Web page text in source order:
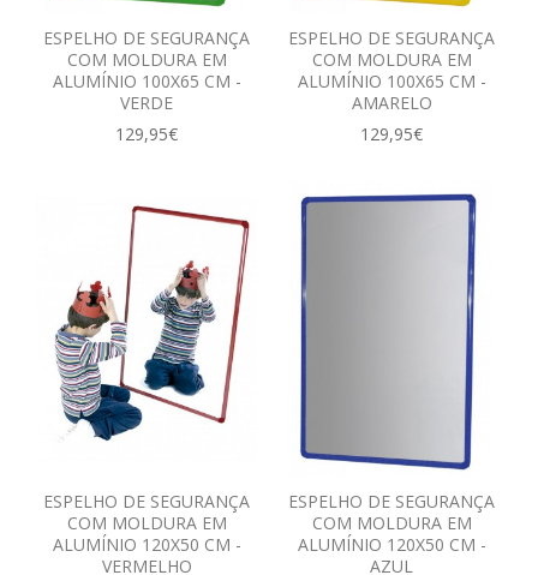
ESPELHO DE SEGURANÇA
COM MOLDURA EM
ALUMÍNIO 100X65 CM -
VERDE
129,95€
ESPELHO DE SEGURANÇA
COM MOLDURA EM
ALUMÍNIO 100X65 CM -
AMARELO
129,95€
ESPELHO DE SEGURANÇA
COM MOLDURA EM
ALUMÍNIO 120X50 CM -
VERMELHO
ESPELHO DE SEGURANÇA
COM MOLDURA EM
ALUMÍNIO 120X50 CM -
AZUL